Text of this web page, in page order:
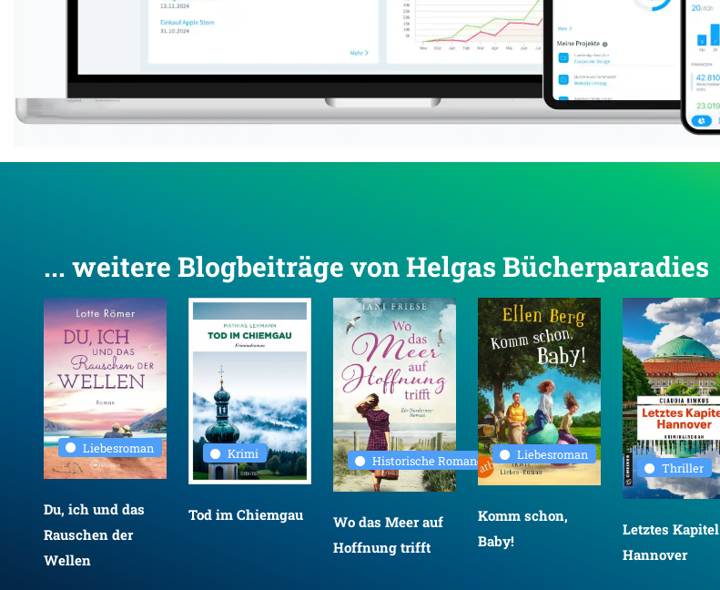
... weitere Blogbeiträge von Helgas Bücherparadies
Liebesroman
Du, ich und das
Rauschen der
Wellen
Krimi
Tod im Chiemgau
Historische Romane
Wo das Meer auf
Hoffnung trifft
Liebesroman
Komm schon,
Baby!
Thriller
Letztes Kapitel
Hannover